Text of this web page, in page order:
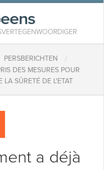
PERSBERICHTEN /
DES MESURES POUR
LA SÛRETÉ DE L'ETAT
a déjà